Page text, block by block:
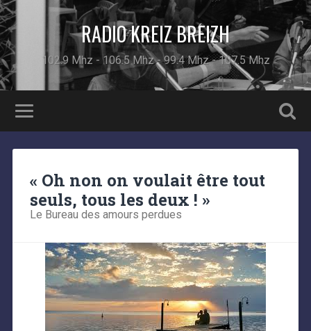
RADIO KREIZ BREIZH
102.9 Mhz - 106.5 Mhz - 99.4 Mhz - 107.5 Mhz
« Oh non on voulait être tout
seuls, tous les deux ! »
Le Bureau des amours perdues